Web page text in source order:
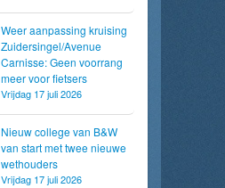
Weer aanpassing kruising
Zuidersingel/Avenue
Carnisse: Geen voorrang
meer voor fietsers
Vrijdag 17 juli 2026
Nieuw college van B&W
van start met twee nieuwe
wethouders
Vrijdag 17 juli 2026